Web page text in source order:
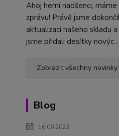
Ahoj herní nadšenci,
zprávu! Právě jsme
aktualizaci našeho skladu
jsme přidali desítky novýc...
Zobrazit všechny novinky
Blog
16.09.2023